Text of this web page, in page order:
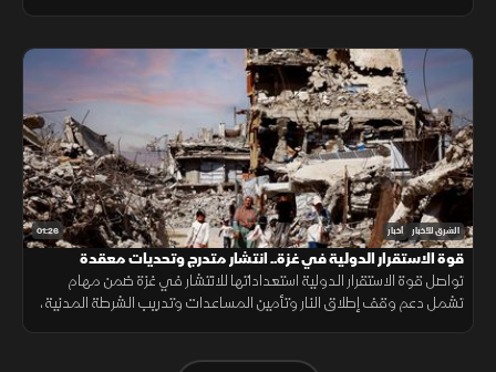
01:26 الشرق للأخبار أخبار
قوة الاستقرار الدولية في غزة.. انتشار متدرج وتحديات معقدة
تواصل قوة الاستقرار الدولية استعداداتها للانتشار في غزة ضمن مهام
تشمل دعم وقف إطلاق النار وتأمين المساعدات وتدريب الشرطة المدنية،